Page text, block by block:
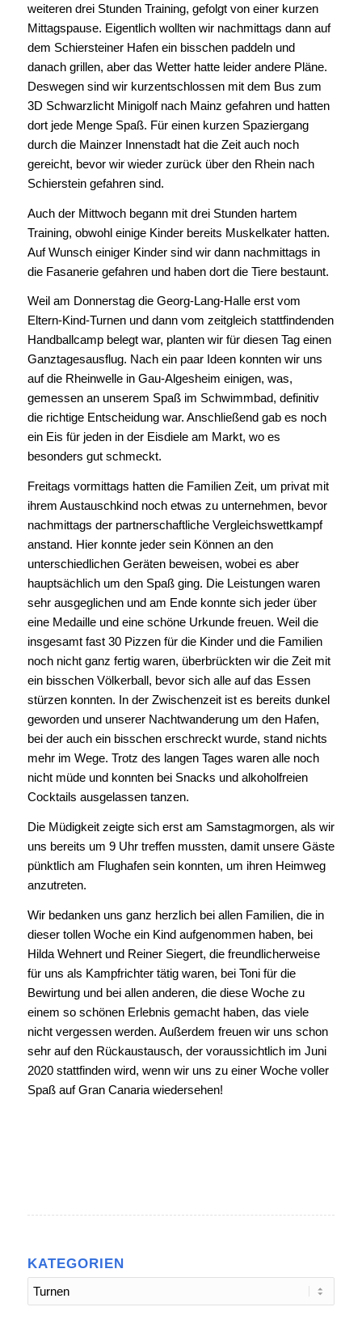
weiteren drei Stunden Training, gefolgt von einer kurzen
Mittagspause. Eigentlich wollten wir nachmittags dann auf
dem Schiersteiner Hafen ein bisschen paddeln und
danach grillen, aber das Wetter hatte leider andere Pläne.
Deswegen sind wir kurzentschlossen mit dem Bus zum
3D Schwarzlicht Minigolf nach Mainz gefahren und hatten
dort jede Menge Spaß. Für einen kurzen Spaziergang
durch die Mainzer Innenstadt hat die Zeit auch noch
gereicht, bevor wir wieder zurück über den Rhein nach
Schierstein gefahren sind.
Auch der Mittwoch begann mit drei Stunden hartem
Training, obwohl einige Kinder bereits Muskelkater hatten.
Auf Wunsch einiger Kinder sind wir dann nachmittags in
die Fasanerie gefahren und haben dort die Tiere bestaunt.
Weil am Donnerstag die Georg-Lang-Halle erst vom
Eltern-Kind-Turnen und dann vom zeitgleich stattfindenden
Handballcamp belegt war, planten wir für diesen Tag einen
Ganztagesausflug. Nach ein paar Ideen konnten wir uns
auf die Rheinwelle in Gau-Algesheim einigen, was,
gemessen an unserem Spaß im Schwimmbad, definitiv
die richtige Entscheidung war. Anschließend gab es noch
ein Eis für jeden in der Eisdiele am Markt, wo es
besonders gut schmeckt.
Freitags vormittags hatten die Familien Zeit, um privat mit
ihrem Austauschkind noch etwas zu unternehmen, bevor
nachmittags der partnerschaftliche Vergleichswettkampf
anstand. Hier konnte jeder sein Können an den
unterschiedlichen Geräten beweisen, wobei es aber
hauptsächlich um den Spaß ging. Die Leistungen waren
sehr ausgeglichen und am Ende konnte sich jeder über
eine Medaille und eine schöne Urkunde freuen. Weil die
insgesamt fast 30 Pizzen für die Kinder und die Familien
noch nicht ganz fertig waren, überbrückten wir die Zeit mit
ein bisschen Völkerball, bevor sich alle auf das Essen
stürzen konnten. In der Zwischenzeit ist es bereits dunkel
geworden und unserer Nachtwanderung um den Hafen,
bei der auch ein bisschen erschreckt wurde, stand nichts
mehr im Wege. Trotz des langen Tages waren alle noch
nicht müde und konnten bei Snacks und alkoholfreien
Cocktails ausgelassen tanzen.
Die Müdigkeit zeigte sich erst am Samstagmorgen, als wir
uns bereits um 9 Uhr treffen mussten, damit unsere Gäste
pünktlich am Flughafen sein konnten, um ihren Heimweg
anzutreten.
Wir bedanken uns ganz herzlich bei allen Familien, die in
dieser tollen Woche ein Kind aufgenommen haben, bei
Hilda Wehnert und Reiner Siegert, die freundlicherweise
für uns als Kampfrichter tätig waren, bei Toni für die
Bewirtung und bei allen anderen, die diese Woche zu
einem so schönen Erlebnis gemacht haben, das viele
nicht vergessen werden. Außerdem freuen wir uns schon
sehr auf den Rückaustausch, der voraussichtlich im Juni
2020 stattfinden wird, wenn wir uns zu einer Woche voller
Spaß auf Gran Canaria wiedersehen!
KATEGORIEN
Kategorien